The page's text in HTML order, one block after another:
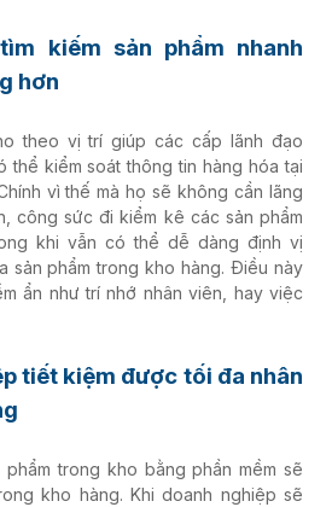
kiếm sản phẩm nhanh
hơn
theo vị trí giúp các cấp lãnh đạo
thể kiểm soát thông tin hàng hóa tại
vì thế mà họ sẽ không cần lãng
công sức đi kiểm kê các sản phẩm
khi vẫn có thể dễ dàng định vị
sản phẩm trong kho hàng. Điều này
ẩn như trí nhớ nhân viên, hay việc
tiết kiệm được tối đa nhân
trong kho bằng phần mềm sẽ
kho hàng. Khi doanh nghiệp sẽ